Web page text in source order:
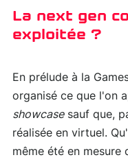
La next gen
exploitée ?
En prélude à la
organisé ce que l'on
showcasesauf que,
réalisée en virtuel.
même été en